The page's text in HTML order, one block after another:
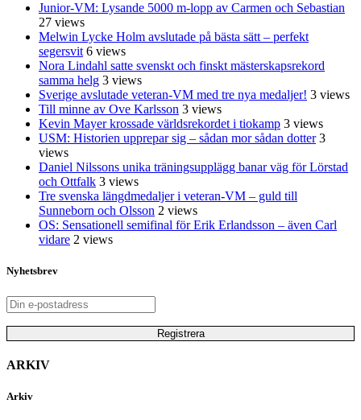
Junior-VM: Lysande 5000 m-lopp av Carmen och Sebastian
27 views
Melwin Lycke Holm avslutade på bästa sätt – perfekt
segersvit 6 views
Nora Lindahl satte svenskt och finskt mästerskapsrekord
samma helg 3 views
Sverige avslutade veteran-VM med tre nya medaljer! 3 views
Till minne av Ove Karlsson 3 views
Kevin Mayer krossade världsrekordet i tiokamp 3 views
USM: Historien upprepar sig – sådan mor sådan dotter 3
views
Daniel Nilssons unika träningsupplägg banar väg för Lörstad
och Ottfalk 3 views
Tre svenska längdmedaljer i veteran-VM – guld till
Sunneborn och Olsson 2 views
OS: Sensationell semifinal för Erik Erlandsson – även Carl
vidare 2 views
Nyhetsbrev
ARKIV
Arkiv